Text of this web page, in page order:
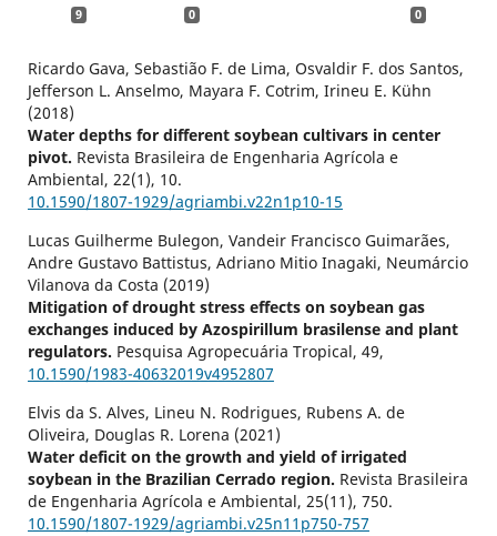
9 0 0
Ricardo Gava, Sebastião F. de Lima, Osvaldir F. dos Santos,
Jefferson L. Anselmo, Mayara F. Cotrim, Irineu E. Kühn
(2018)
Water depths for different soybean cultivars in center
pivot. Revista Brasileira de Engenharia Agrícola e
Ambiental, 22(1), 10.
10.1590/1807-1929/agriambi.v22n1p10-15
Lucas Guilherme Bulegon, Vandeir Francisco Guimarães,
Andre Gustavo Battistus, Adriano Mitio Inagaki, Neumárcio
Vilanova da Costa (2019)
Mitigation of drought stress effects on soybean gas
exchanges induced by Azospirillum brasilense and plant
regulators. Pesquisa Agropecuária Tropical, 49,
10.1590/1983-40632019v4952807
Elvis da S. Alves, Lineu N. Rodrigues, Rubens A. de
Oliveira, Douglas R. Lorena (2021)
Water deficit on the growth and yield of irrigated
soybean in the Brazilian Cerrado region. Revista Brasileira
de Engenharia Agrícola e Ambiental, 25(11), 750.
10.1590/1807-1929/agriambi.v25n11p750-757